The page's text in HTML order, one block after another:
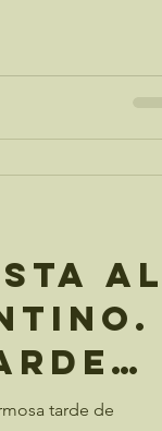
al
tarde de